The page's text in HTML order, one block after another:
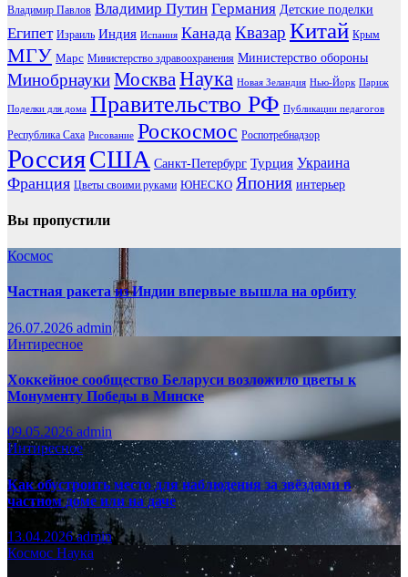
Владимир Павлов Владимир Путин Германия Детские поделки
Египет Израиль Индия Испания Канада Квазар Китай Крым
МГУ Марс Министерство здравоохранения Министерство обороны
МинобрнаукиМосква Наука Новая Зеландия Нью-Йорк Париж
Поделки для дома Правительство РФ Публикации педагогов
Республика Саха Рисование Роскосмос Роспотребнадзор
РоссияСША Санкт-Петербург Турция Украина
Франция Цветы своими руками ЮНЕСКО Япония интерьер
Вы пропустили
Космос
Частная ракета из Индии впервые вышла на орбиту
26.07.2026 admin
Интиресное
Хоккейное сообщество Беларуси возложило цветы к
Монументу Победы в Минске
09.05.2026 admin
Интиресное
Как обустроить место для наблюдения за звёздами в
частном доме или на даче
13.04.2026admin
Космос Наука